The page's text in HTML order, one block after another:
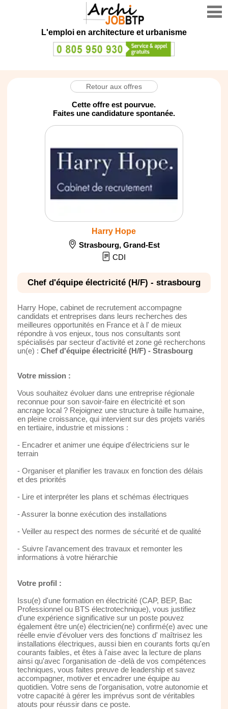
L'emploi en architecture et urbanisme
Retour aux offres
Cette offre est pourvue.
Faites une candidature spontanée.
Harry Hope
Strasbourg, Grand-Est
CDI
Chef d'équipe électricité (H/F) - strasbourg
Harry Hope, cabinet de recrutement accompagne
candidats et entreprises dans leurs recherches des
meilleures opportunités en France et à l' de mieux
répondre à vos enjeux, tous nos consultants sont
spécialisés par secteur d'activité et zone gé recherchons
un(e) : Chef d'équipe électricité (H/F) - Strasbourg
Votre mission :
Vous souhaitez évoluer dans une entreprise régionale
reconnue pour son savoir-faire en électricité et son
ancrage local ? Rejoignez une structure à taille humaine,
en pleine croissance, qui intervient sur des projets variés
en tertiaire, industrie et missions :
- Encadrer et animer une équipe d'électriciens sur le
terrain
- Organiser et planifier les travaux en fonction des délais
et des priorités
- Lire et interpréter les plans et schémas électriques
- Assurer la bonne exécution des installations
- Veiller au respect des normes de sécurité et de qualité
- Suivre l'avancement des travaux et remonter les
informations à votre hiérarchie
Votre profil :
Issu(e) d'une formation en électricité (CAP, BEP, Bac
Professionnel ou BTS électrotechnique), vous justifiez
d'une expérience significative sur un poste pouvez
également être un(e) électricien(ne) confirmé(e) avec une
réelle envie d'évoluer vers des fonctions d' maîtrisez les
installations électriques, aussi bien en courants forts qu'en
courants faibles, et êtes à l'aise avec la lecture de plans
ainsi qu'avec l'organisation de -delà de vos compétences
techniques, vous faites preuve de leadership et savez
accompagner, motiver et encadrer une équipe au
quotidien. Votre sens de l'organisation, votre autonomie et
votre capacité à gérer les imprévus sont de véritables
atouts pour réussir dans ce poste.